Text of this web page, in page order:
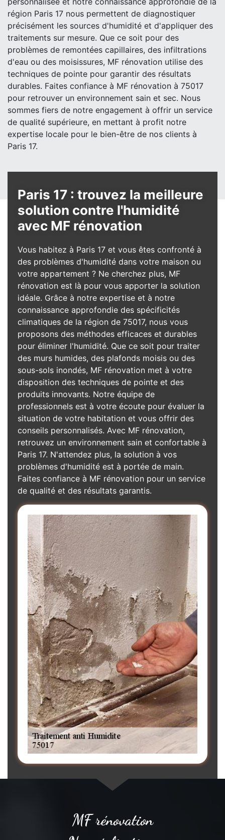
région Paris 17 nous permettent de diagnostiquer
précisément les sources d'humidité et d'appliquer des
traitements sur mesure. Que ce soit pour des
problèmes de remontées capillaires, des infiltrations
d'eau ou des moisissures, MF rénovation utilise des
techniques de pointe pour garantir des résultats
durables. Faites confiance à MF rénovation à 75017
pour retrouver un environnement sain et sec. Nous
sommes fiers de notre engagement à offrir un service
de qualité supérieure, en mettant à profit notre
expertise locale pour le bien-être de nos clients à
Paris 17.
Paris 17 : trouvez la meilleure
solution contre l'humidité
avec MF rénovation
Vous habitez à Paris 17 et vous êtes confronté à
des problèmes d'humidité dans votre maison ou
votre appartement ? Ne cherchez plus, MF
rénovation est là pour vous apporter la solution
idéale. Grâce à notre expertise et à notre
connaissance approfondie des spécificités
climatiques de la région de 75017, nous vous
proposons des méthodes efficaces et durables
pour éliminer l'humidité. Que ce soit pour traiter
des murs humides, des plafonds moisis ou des
sous-sols inondés, MF rénovation met à votre
disposition des techniques de pointe et des
produits innovants. Notre équipe de
professionnels est à votre écoute pour évaluer la
situation de votre habitation et vous offrir des
conseils personnalisés. Avec MF rénovation,
retrouvez un environnement sain et confortable à
Paris 17. N'attendez plus, la solution à vos
problèmes d'humidité est à portée de main.
Faites confiance à MF rénovation pour un service
de qualité et des résultats garantis.
MF rénovation